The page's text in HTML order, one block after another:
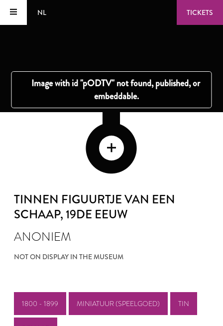
NL TICKETS
TINNEN FIGUURTJE VAN EEN
SCHAAP, 19DE EEUW
ANONIEM
NOT ON DISPLAY IN THE MUSEUM
1800 - 1899 MINIATUUR (SPEELGOED) TIN